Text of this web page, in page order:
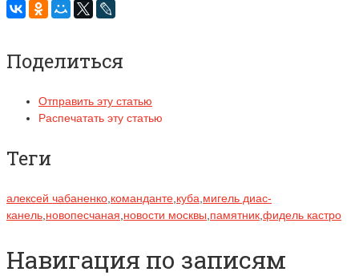
Поделиться
Отправить эту статью
Распечатать эту статью
Теги
алексей чабаненко команданте куба мигель диас-
канель новопесчаная новости москвы памятник фидель кастро
Навигация по записям